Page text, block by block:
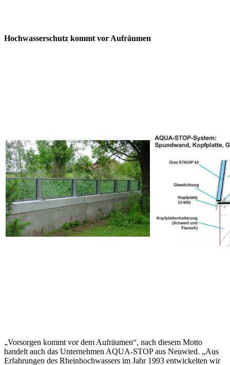
Hochwasserschutz kommt vor Aufräumen
„Vorsorgen kommt vor dem Aufräumen“, nach diesem Motto
handelt auch das Unternehmen AQUA-STOP aus Neuwied. „Aus
Erfahrungen des Rheinhochwassers im Jahr 1993 entwickelten wir